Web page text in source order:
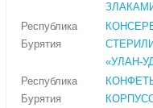
Республика
Бурятия
«УЛАН-
Республика
Бурятия